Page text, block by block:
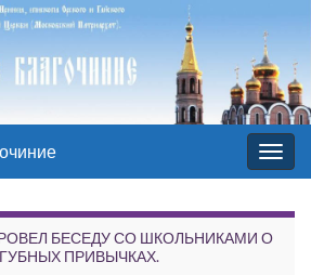
Вкл/
выкл
БЕСЕДУ СО ШКОЛЬНИКАМИ О
ПРИВЫЧКАХ.